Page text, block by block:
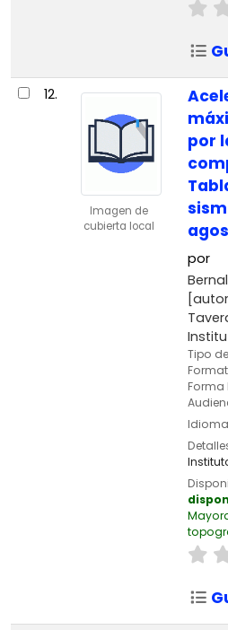
12.
Imagen de
cubierta local
por
por
Tipo
Forma